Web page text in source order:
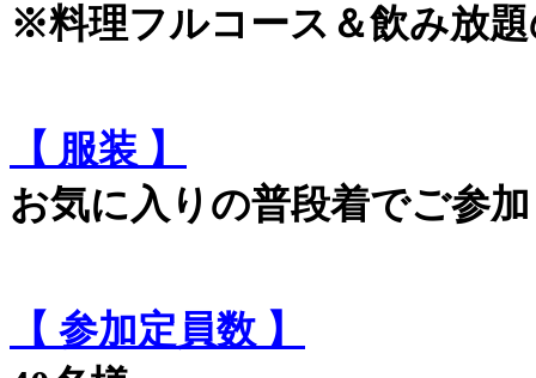
※料理フルコース＆飲み放
【 服装 】
お気に入りの普段着でご参
【 参加定員数 】